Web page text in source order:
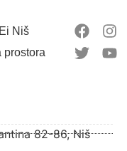
Niš
prostora
82-86, Niš